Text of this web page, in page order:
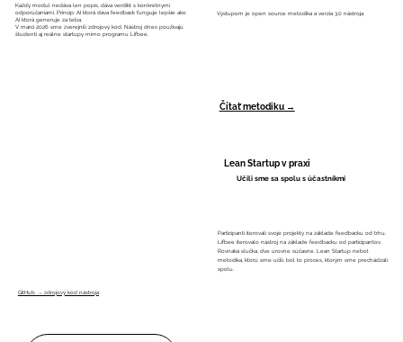
Každý modul nedáva len popis, dáva verdikt s konkrétnymi
odporúčaniami. Princíp: AI ktorá dáva feedback funguje lepšie ako
AI ktorá generuje za teba.
V marci 2026 sme zverejnili zdrojový kód. Nástroj dnes používajú
študenti aj reálne startupy mimo programu Lifbee.
GitHub → zdrojový kód nástroja
Výstupom je open source metodika a verzia 3.0 nástroja.
Čítať metodiku →
Lean Startup v praxi
Učili sme sa spolu s účastníkmi
Participanti iterovali svoje projekty na základe feedbacku od trhu.
Lifbee iterovalo nástroj na základe feedbacku od participantov.
Rovnaká slučka, dve úrovne súčasne. Lean Startup nebol
metodika, ktorú sme učili, bol to proces, ktorým sme prechádzali
spolu.